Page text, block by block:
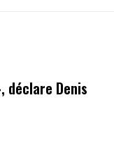
déclare Denis